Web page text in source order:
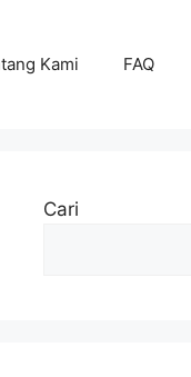
Kami FAQ
Cari